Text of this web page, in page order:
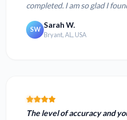
completed. I am so glad I
SW Sarah W.
Bryant, AL, USA
The level of accuracy and